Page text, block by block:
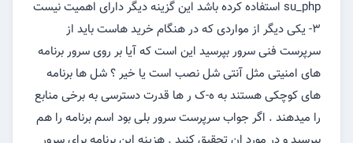
su_php استفاده کرده باشد این گزینه دیگر دارای اهمیت نیست
۳- یکی دیگر از مواردی که در هنگام خرید هاست باید از
سرپرست فنی سرور بپرسید این است که آیا بر روی سرور برنامه
های امنیتی مثل آنتی شل نصب است یا خیر ؟ شل ها برنامه
های کوچکی هستند به ه-ک ر ها قدرت دسترسی به برخی منابع
را میدهند . اگر جواب سرپرست سرور بلی بود اسم برنامه را هم